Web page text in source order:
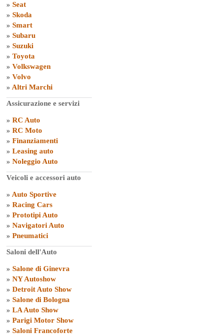
» Seat
» Skoda
» Smart
» Subaru
» Suzuki
» Toyota
» Volkswagen
» Volvo
» Altri Marchi
Assicurazione e servizi
» RC Auto
» RC Moto
» Finanziamenti
» Leasing auto
» Noleggio Auto
Veicoli e accessori auto
» Auto Sportive
» Racing Cars
» Prototipi Auto
» Navigatori Auto
» Pneumatici
Saloni dell'Auto
» Salone di Ginevra
» NY Autoshow
» Detroit Auto Show
» Salone di Bologna
» LA Auto Show
» Parigi Motor Show
» Saloni Francoforte